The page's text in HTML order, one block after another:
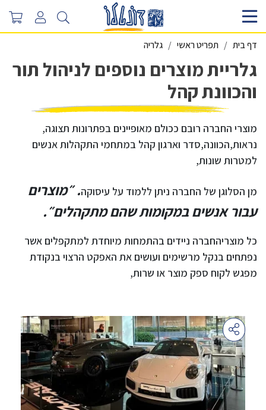
דף בית תפריט ראשי גלריה
גלריית מוצרים נוספים לניהול תור
והכוונת קהל
מוצרי החברה רובם ככולם מאופיינים בפתרונות תצוגה,
נראות,הכוונה,סדר וארגון קהל במתחמי התקהלות אנשים
למטרות שונות,
מן הסלוגן של החברה ניתן ללמוד על עיסוקה. ״מוצרים
עבור אנשים במקומות שהם מתקהלים״.
כל מוצריהחברה ניידים בהתמחות מיוחדת למתקפלים אשר
נפתחים בנקל מרשימים ועושים את האפקט הרצוי בנקודת
מפגש לקוח ספק מוצר או שרות,